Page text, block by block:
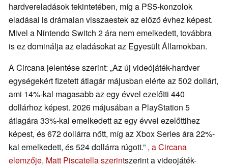
hardvereladások tekintetében, míg a PS5-konzolok
eladásai is drámaian visszaestek az előző évhez képest.
Mivel a Nintendo Switch 2 ára nem emelkedett, továbbra
is ez dominálja az eladásokat az Egyesült Államokban.
A Circana jelentése szerint: „Az új videójáték-hardver
egységekért fizetett átlagár májusban elérte az 502 dollárt,
ami 14%-kal magasabb az egy évvel ezelőtti 440
dollárhoz képest. 2026 májusában a PlayStation 5
átlagára 33%-kal emelkedett az egy évvel ezelőttihez
képest, és 672 dollárra nőtt, míg az Xbox Series ára 22%-
kal emelkedett, és 524 dollárra rúgott.” , a Circana
elemzője, Matt Piscatella szerintszerint a videojáték-